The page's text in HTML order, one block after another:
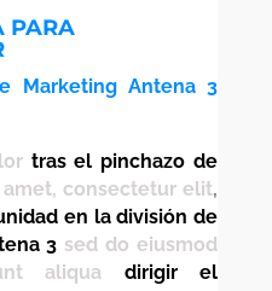
PARA
Marketing Antena 3
tras el pinchazo de
consectetur elit,
en la división de
3 sed do eiusmod
aliqua
dirigir el